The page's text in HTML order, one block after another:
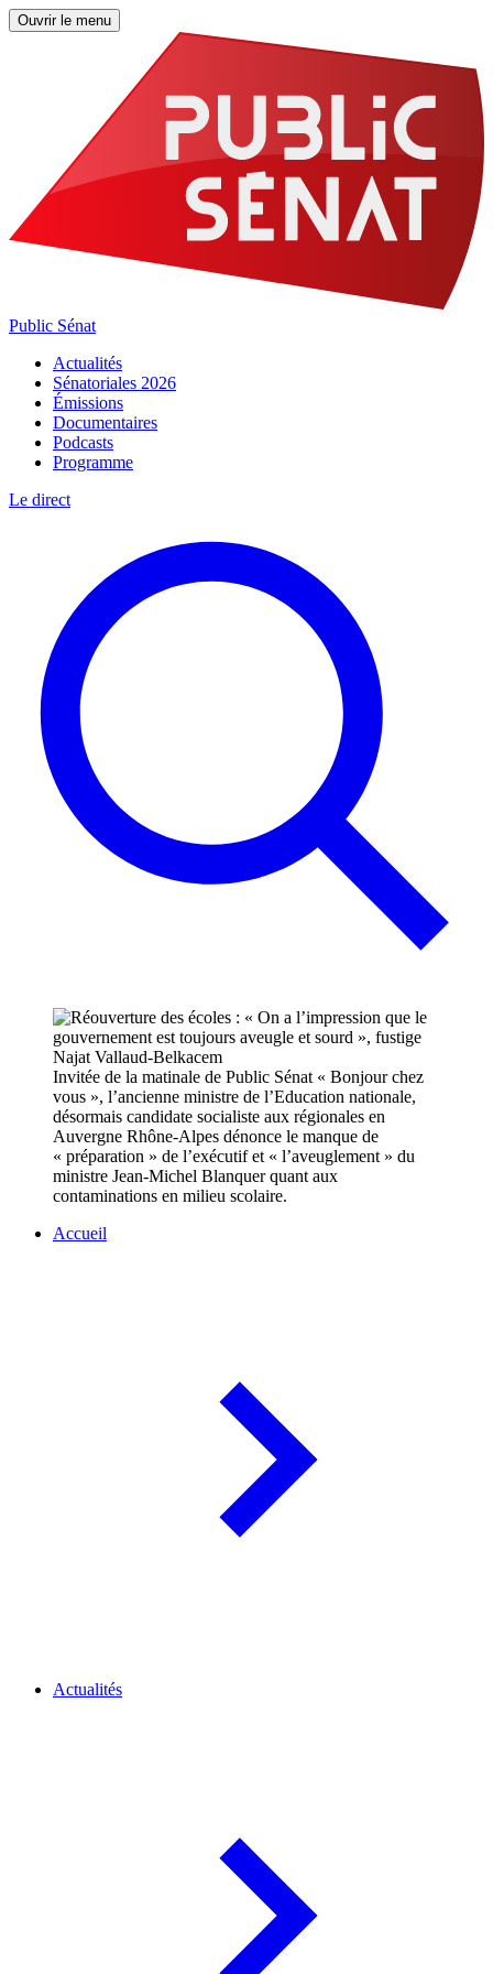
Ouvrir le menu
Public Sénat
Actualités
Sénatoriales 2026
Émissions
Documentaires
Podcasts
Programme
Le direct
Invitée de la matinale de Public Sénat « Bonjour chez
vous », l’ancienne ministre de l’Education nationale,
désormais candidate socialiste aux régionales en
Auvergne Rhône-Alpes dénonce le manque de
« préparation » de l’exécutif et « l’aveuglement » du
ministre Jean-Michel Blanquer quant aux
contaminations en milieu scolaire.
Accueil
Actualités